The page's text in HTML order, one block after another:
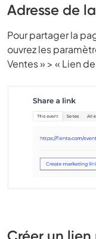
Adresse de
Pour partager la
ouvrez les
Ventes » > « Lien